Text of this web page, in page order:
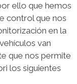
ello que hemos
control que nos
en la
van
que nos permite
los siguientes